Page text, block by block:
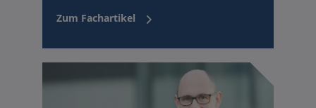
Zum Fachartikel